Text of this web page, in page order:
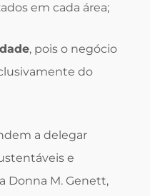
em cada área;
, pois o negócio
do
a delegar
e
Donna M. Genett,